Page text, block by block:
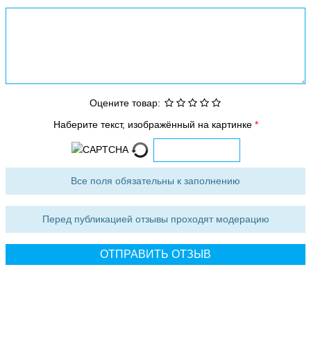
Оцените товар:
Наберите текст, изображённый на картинке
Все поля обязательны к заполнению
Перед публикацией отзывы проходят модерацию